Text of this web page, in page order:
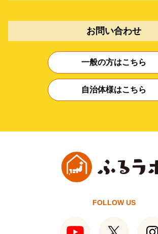
お問い合わせ
一般の方はこちら
自治体様はこちら
FOLLOW US